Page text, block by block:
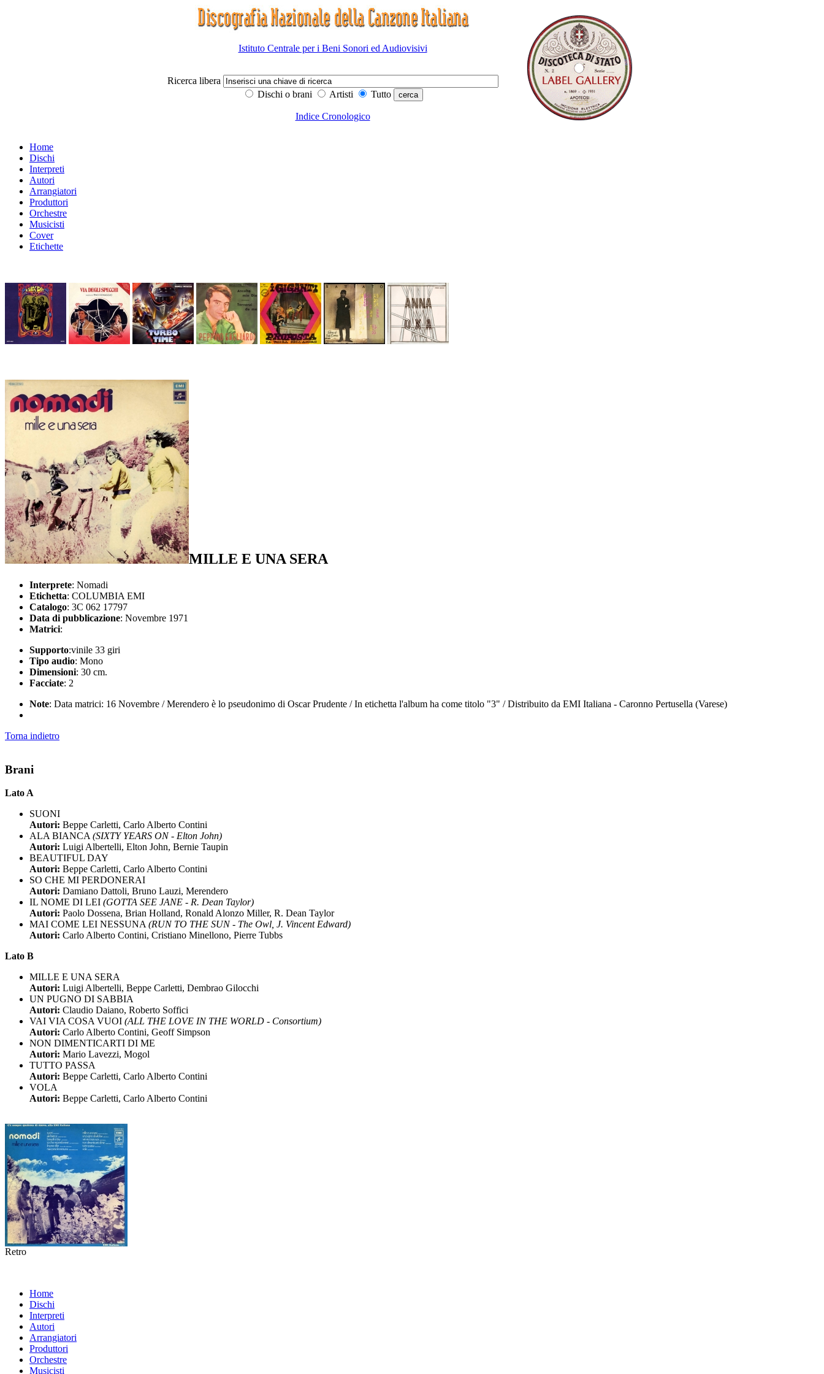
Istituto Centrale per i Beni Sonori ed Audiovisivi
Ricerca libera
Dischi o brani
Artisti Tutto
Indice Cronologico
Home
Dischi
Interpreti
Autori
Arrangiatori
Produttori
Orchestre
Musicisti
Cover
Etichette
MILLE E UNA SERA
Interprete: Nomadi
Etichetta: COLUMBIA EMI
Catalogo: 3C 062 17797
Data di pubblicazione: Novembre 1971
Matrici:
Supporto:vinile 33 giri
Tipo audio: Mono
Dimensioni: 30 cm.
Facciate: 2
Note: Data matrici: 16 Novembre / Merendero è lo pseudonimo di Oscar Prudente / In etichetta l'album ha come titolo "3" / Distribuito da EMI Italiana - Caronno Pertusella (Varese)
Torna indietro
Brani
Lato A
SUONI
Autori: Beppe Carletti, Carlo Alberto Contini
ALA BIANCA (SIXTY YEARS ON - Elton John)
Autori: Luigi Albertelli, Elton John, Bernie Taupin
BEAUTIFUL DAY
Autori: Beppe Carletti, Carlo Alberto Contini
SO CHE MI PERDONERAI
Autori: Damiano Dattoli, Bruno Lauzi, Merendero
IL NOME DI LEI (GOTTA SEE JANE - R. Dean Taylor)
Autori: Paolo Dossena, Brian Holland, Ronald Alonzo Miller, R. Dean Taylor
MAI COME LEI NESSUNA (RUN TO THE SUN - The Owl, J. Vincent Edward)
Autori: Carlo Alberto Contini, Cristiano Minellono, Pierre Tubbs
Lato B
MILLE E UNA SERA
Autori: Luigi Albertelli, Beppe Carletti, Dembrao Gilocchi
UN PUGNO DI SABBIA
Autori: Claudio Daiano, Roberto Soffici
VAI VIA COSA VUOI (ALL THE LOVE IN THE WORLD - Consortium)
Autori: Carlo Alberto Contini, Geoff Simpson
NON DIMENTICARTI DI ME
Autori: Mario Lavezzi, Mogol
TUTTO PASSA
Autori: Beppe Carletti, Carlo Alberto Contini
VOLA
Autori: Beppe Carletti, Carlo Alberto Contini
Retro
Home
Dischi
Interpreti
Autori
Arrangiatori
Produttori
Orchestre
Musicisti